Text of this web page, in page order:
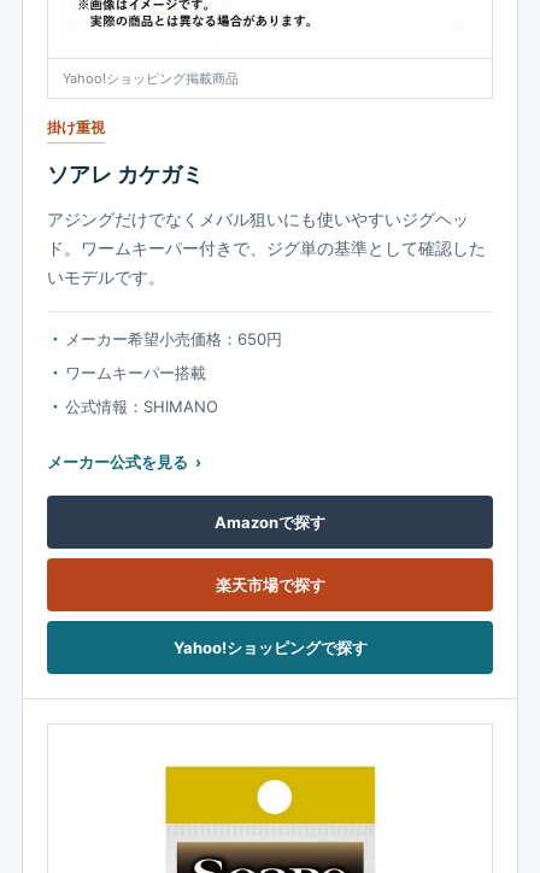
Yahoo!ショッピング掲載商品
掛け重視
ソアレ カケガミ
アジングだけでなくメバル狙いにも使いやすいジグヘッ
ド。ワームキーパー付きで、ジグ単の基準として確認した
いモデルです。
メーカー希望小売価格：650円
ワームキーパー搭載
公式情報：SHIMANO
メーカー公式を見る
Amazonで探す
楽天市場で探す
Yahoo!ショッピングで探す